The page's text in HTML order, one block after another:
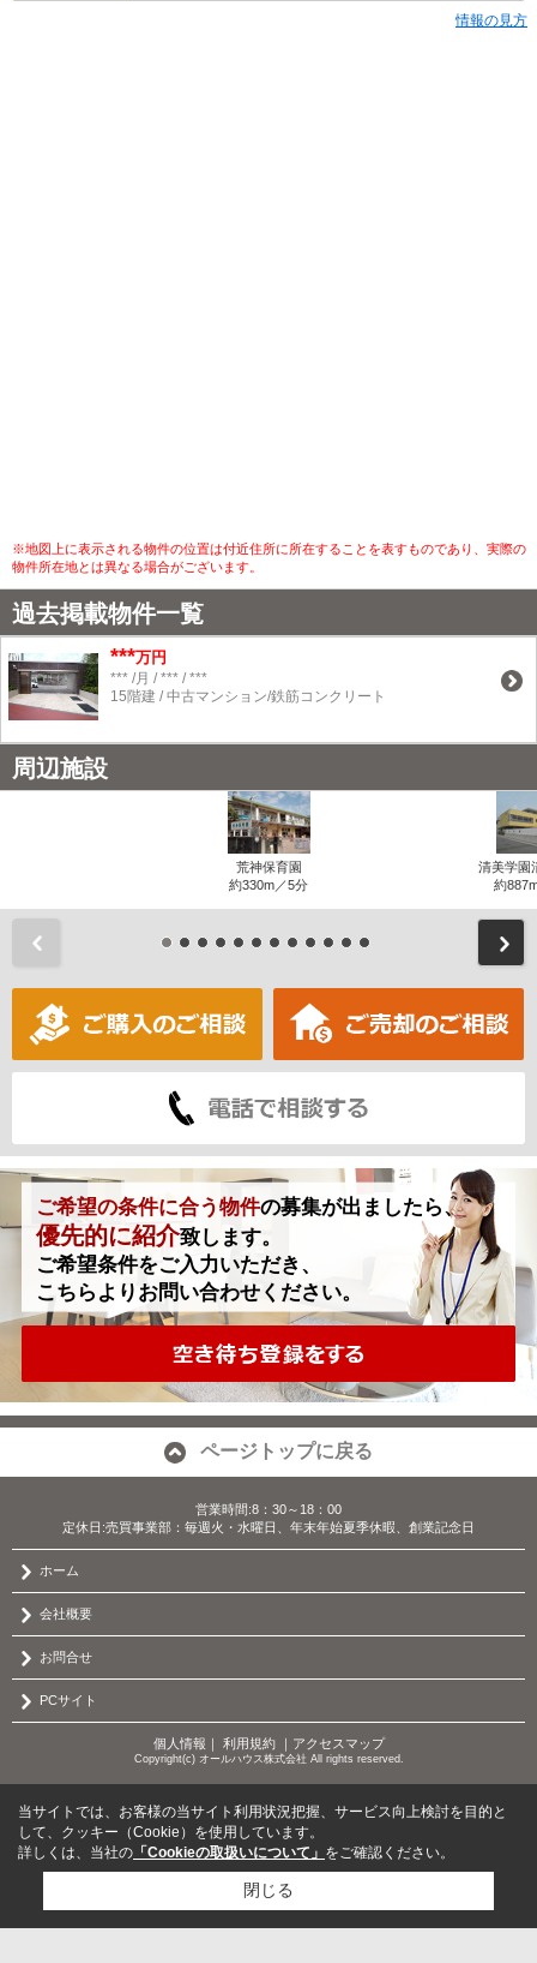
情報の見方
※地図上に表示される物件の位置は付近住所に所在することを表すものであり、実際の
物件所在地とは異なる場合がございます。
過去掲載物件一覧
***万円
*** /月 / *** / ***
15階建 / 中古マンション/鉄筋コンクリート
周辺施設
荒神保育園
約330m／5分
清美学園
約
ご希望の条件に合う物件の募集が出ましたら、
優先的に紹介致します。
ご希望条件をご入力いただき、
こちらよりお問い合わせください。
ページトップに戻る
営業時間:8：30～18：00
定休日:売買事業部：毎週火・水曜日、年末年始夏季休暇、創業記念日
ホーム
会社概要
お問合せ
PCサイト
個人情報 ｜ 利用規約｜ アクセスマップ
Copyright(c) オールハウス株式会社 All rights reserved.
当サイトでは、お客様の当サイト利用状況把握、サービス向上検討を目的と
して、クッキー（Cookie）を使用しています。
詳しくは、当社の 「Cookieの取扱いについて」 をご確認ください。
閉じる